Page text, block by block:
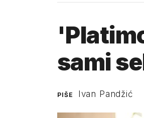
sami
PIŠE Ivan Pandžić